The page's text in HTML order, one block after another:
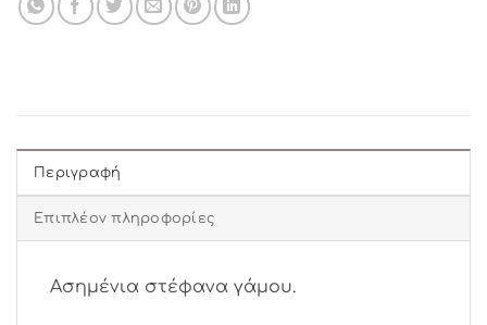
Περιγραφή
Επιπλέον πληροφορίες
Ασημένια στέφανα γάμου.